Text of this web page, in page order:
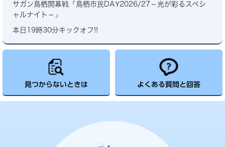
サガン鳥栖開幕戦『鳥栖市民DAY2026/27～光が彩るスペシ
ャルナイト～』
本日19時30分キックオフ!!
見つからないときは よくある質問と回答